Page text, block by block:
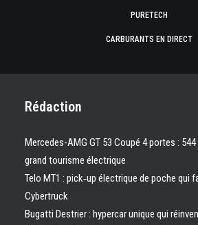
PURETECH
CARBURANTS EN DIRECT
Rédaction
Mercedes-AMG GT 53 Coupé 4 portes :
grand tourisme électrique
Telo MT1 : pick‑up électrique de poche qui
Cybertruck
Bugatti Destrier : hypercar unique qui